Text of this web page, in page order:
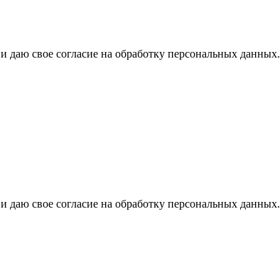
и даю свое согласие на обработку персональных данных.
и даю свое согласие на обработку персональных данных.